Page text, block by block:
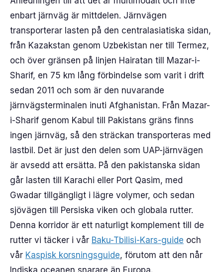
enbart järnväg är mittdelen. Järnvägen
transporterar lasten på den centralasiatiska sidan,
från Kazakstan genom Uzbekistan ner till Termez,
och över gränsen på linjen Hairatan till Mazar-i-
Sharif, en 75 km lång förbindelse som varit i drift
sedan 2011 och som är den nuvarande
järnvägsterminalen inuti Afghanistan. Från Mazar-
i-Sharif genom Kabul till Pakistans gräns finns
ingen järnväg, så den sträckan transporteras med
lastbil. Det är just den delen som UAP-järnvägen
är avsedd att ersätta. På den pakistanska sidan
går lasten till Karachi eller Port Qasim, med
Gwadar tillgängligt i lägre volymer, och sedan
sjövägen till Persiska viken och globala rutter.
Denna korridor är ett naturligt komplement till de
rutter vi täcker i vår Baku-Tbilisi-Kars-guide och
vår Kaspisk korsningsguide, förutom att den når
Indiska oceanen snarare än Europa.